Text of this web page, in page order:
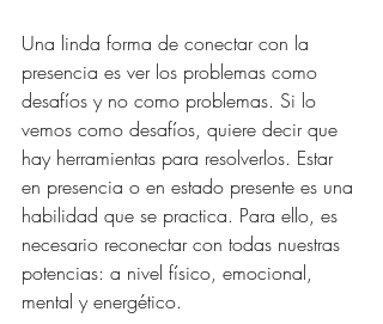
Una linda forma de conectar con la
presencia es ver los problemas como
desafíos y no como problemas. Si lo
vemos como desafíos, quiere decir que
hay herramientas para resolverlos. Estar
en presencia o en estado presente es una
habilidad que se practica. Para ello, es
necesario reconectar con todas nuestras
potencias: a nivel físico, emocional,
mental y energético.